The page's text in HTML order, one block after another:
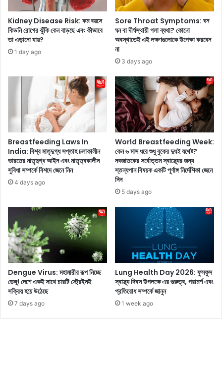
স
ম
য়
উ
ন্মু
এ
ক্ষ
ভা
জি
কা
,
ভি
রা
ল
সো
শ্যা
ল
মি
ডি
য়া
i
o
n
আ
নি
ই
র
মে
শী
তে
র
র
তে
যে
তে
চা
ই
ছে
ন
,
Kidney Disease Risk: কম বয়সে
কিডনি রোগের ঝুঁকি কেন বাড়ছে এবং কীভাবে
তা এড়ানো যায়?
1 day ago
Sore Throat Symptoms: ঘন
ঘন বা দীর্ঘস্থায়ী গলা ব্যথা? কোনো
অবস্থাতেই এই লক্ষণগুলোকে উপেক্ষা করবেন
না
3 days ago
Breastfeeding Laws In
India: বিশ্ব মাতৃদুগ্ধ সপ্তাহ চলাকালীন
ভারতের মাতৃদুগ্ধ আইন এবং মাতৃত্বকালীন
সুবিধা সম্পর্কে বিশদে জেনে নিন
4 days ago
World Breastfeeding Week:
কেন ৬ মাস ধরে শুধু বুকের দুধই যথেষ্ট?
নবজাতকের সর্বোত্তম স্বাস্থ্যের জন্য
স্তন্যপান বিষয়ক একটি পূর্ণাঙ্গ নির্দেশিকা জেনে
নিন
5 days ago
Dengue Virus: মহামারীর রূপ নিচ্ছে
ডেঙ্গু! দেশে একই সাথে চারটি স্ট্রেইনই
সক্রিয় হয়ে উঠেছে
7 days ago
Lung Health Day 2026: ফুসফুস
স্বাস্থ্য দিবস উপলক্ষে এর গুরুত্ব, পরামর্শ এবং
প্রতিরোধ সম্পর্কে জানুন
1 week ago